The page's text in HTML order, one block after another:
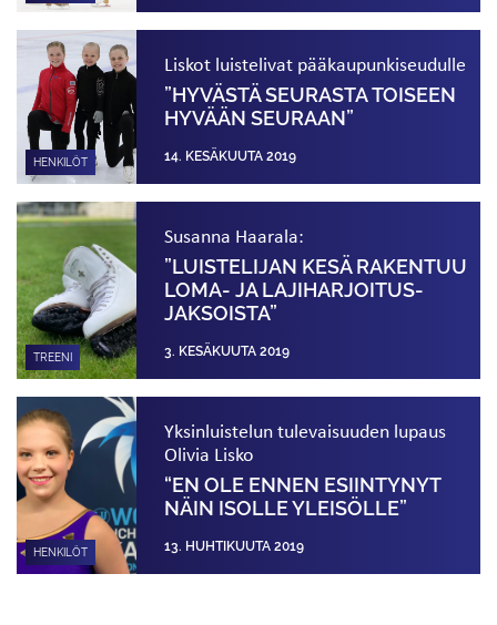
HENKILÖT
Liskot luistelivat pääkaupunkiseudulle
”HYVÄSTÄ SEURASTA TOISEEN
HYVÄÄN SEURAAN”
14. KESÄKUUTA 2019
TREENI
Susanna Haarala:
”LUISTELIJAN KESÄ RAKENTUU
LOMA- JA LAJIHARJOITUS­
JAKSOISTA”
3. KESÄKUUTA 2019
HENKILÖT
Yksinluistelun tulevaisuuden lupaus
Olivia Lisko
“EN OLE ENNEN ESIINTYNYT
NÄIN ISOLLE YLEISÖLLE”
13. HUHTIKUUTA 2019